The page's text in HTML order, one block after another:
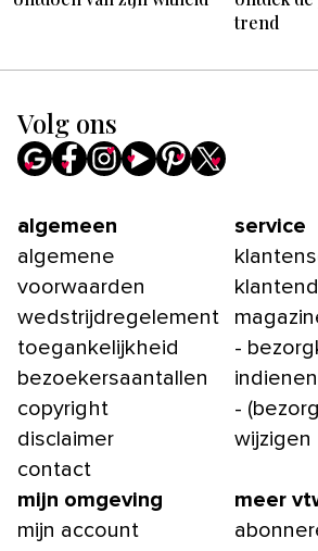
trend
Volg ons
algemeen
algemene
voorwaarden
wedstrijdregelement
toegankelijkheid
bezoekersaantallen
copyright
disclaimer
contact
service
-
indienen
-
wijzigen
mijn omgeving
mijn account
meer